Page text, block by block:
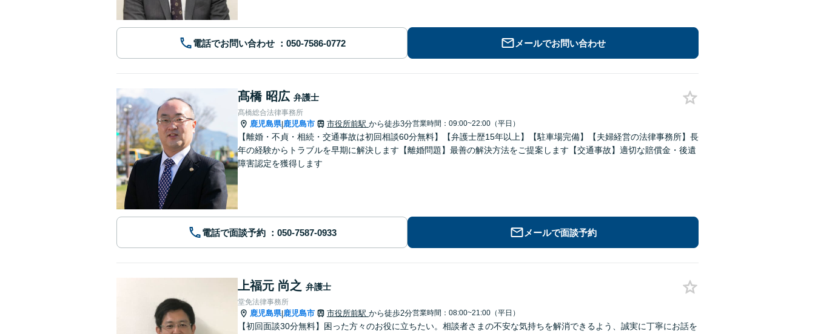
電話でお問い合わせ メールでお問い合わせ
髙橋 昭広 弁護士
髙橋総合法律事務所
鹿児島県|鹿児島市 市役所前駅 から徒歩3分営業時間：09:00~22:00（平日）
【離婚・不貞・相続・交通事故は初回相談60分無料】【弁護士歴15年以上】【駐車場完備】【夫婦経営の法律事務所】長
年の経験からトラブルを早期に解決します【離婚問題】最善の解決方法をご提案します【交通事故】適切な賠償金・後遺
障害認定を獲得します
電話で面談予約 メールで面談予約
上福元 尚之 弁護士
堂免法律事務所
鹿児島県|鹿児島市 市役所前駅 から徒歩2分営業時間：08:00~21:00（平日）
【初回面談30分無料】困った方々のお役に立ちたい。相談者さまの不安な気持ちを解消できるよう、誠実に丁寧にお話を